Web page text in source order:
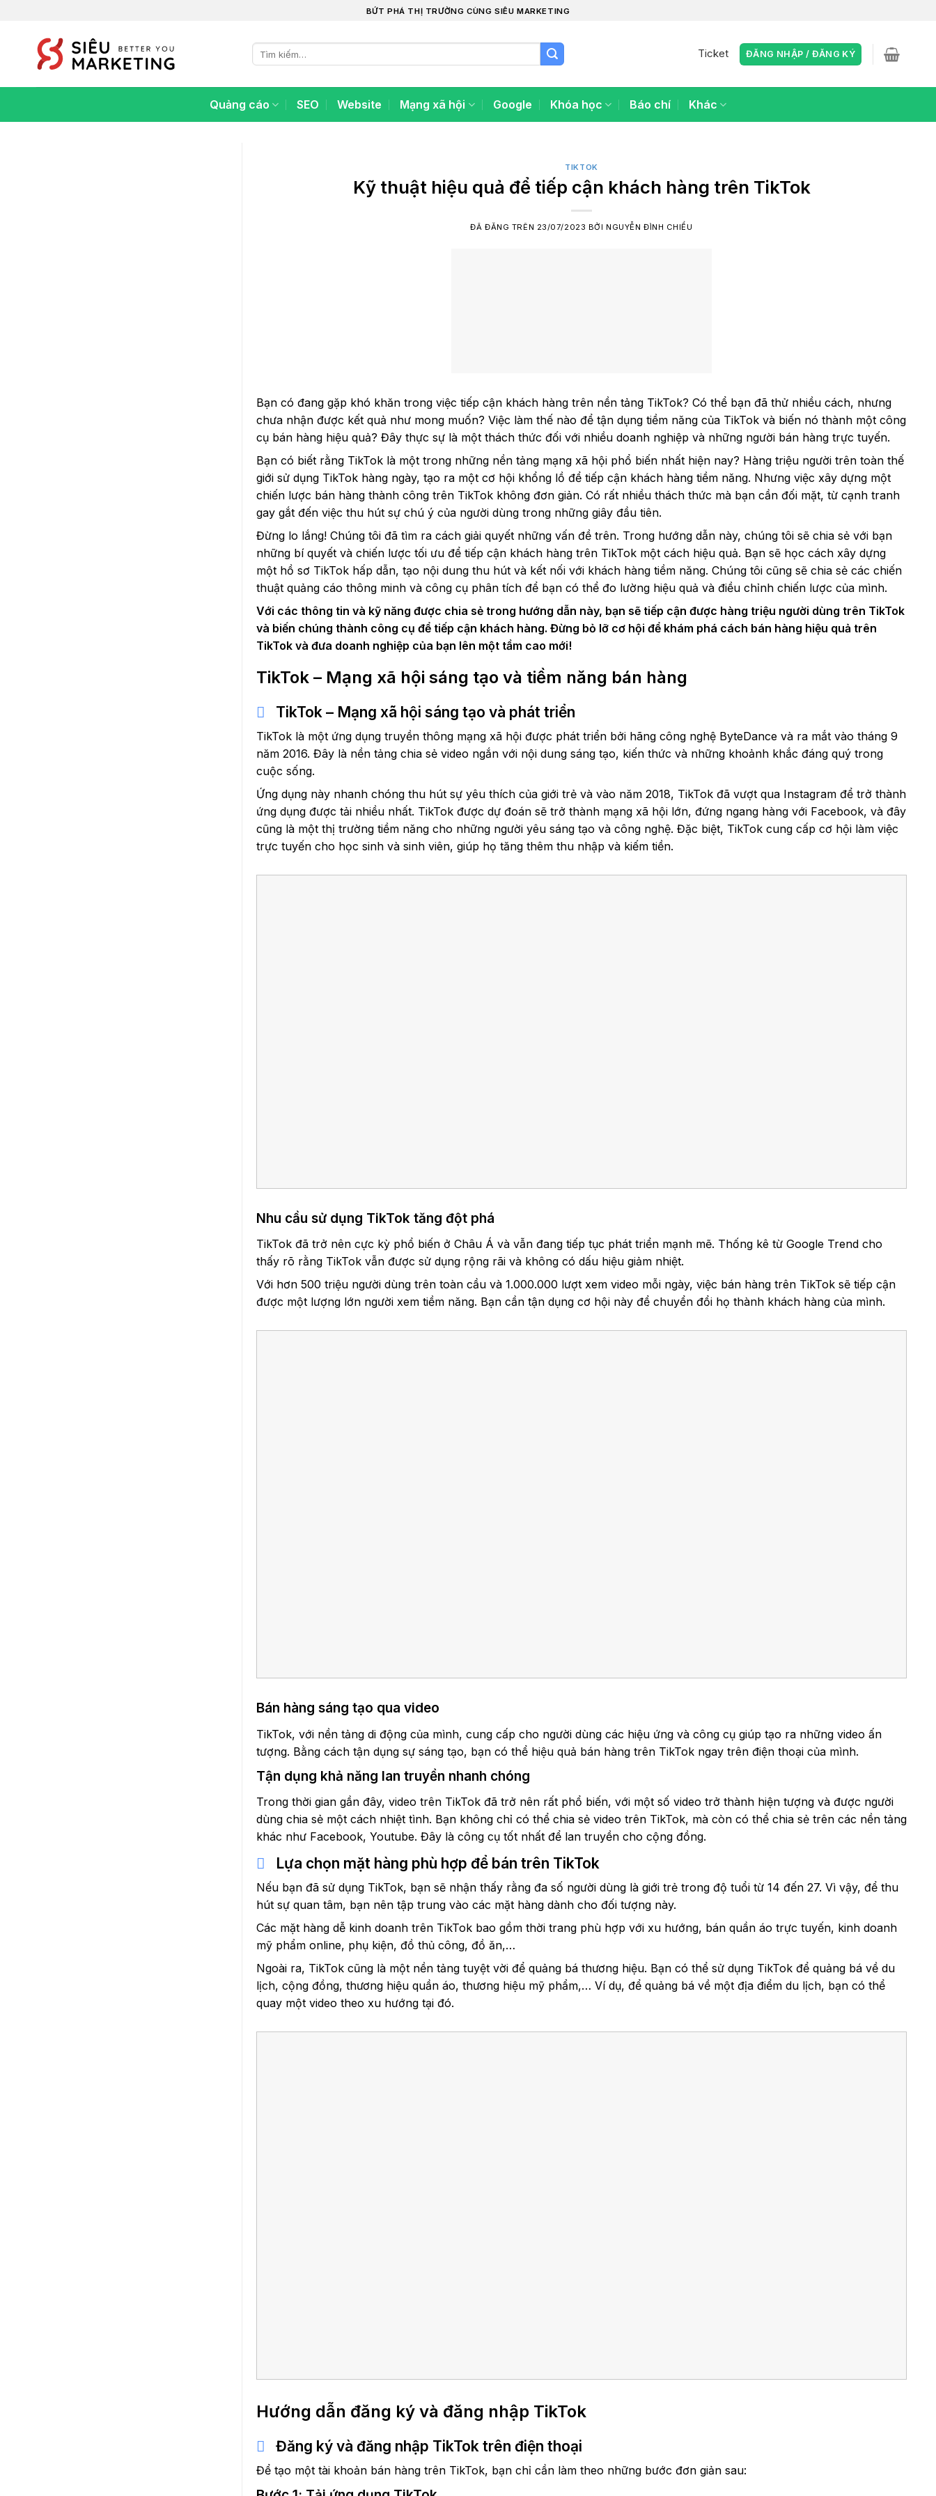
BỨT PHÁ THỊ TRƯỜNG CÙNG SIÊU MARKETING
Tìm
kiếm:
Ticket ĐĂNG NHẬP / ĐĂNG KÝ
Quảng cáo SEO Website Mạng xã hội Google Khóa học Báo chí Khác
TIKTOK
Kỹ thuật hiệu quả để tiếp cận khách hàng trên TikTok
ĐÃ ĐĂNG TRÊN 23/07/2023 BỞI NGUYỄN ĐÌNH CHIỂU
Bạn có đang gặp khó khăn trong việc tiếp cận khách hàng trên nền tảng TikTok? Có thể bạn đã thử nhiều cách, nhưng
chưa nhận được kết quả như mong muốn? Việc làm thế nào để tận dụng tiềm năng của TikTok và biến nó thành một công
cụ bán hàng hiệu quả? Đây thực sự là một thách thức đối với nhiều doanh nghiệp và những người bán hàng trực tuyến.
Bạn có biết rằng TikTok là một trong những nền tảng mạng xã hội phổ biến nhất hiện nay? Hàng triệu người trên toàn thế
giới sử dụng TikTok hàng ngày, tạo ra một cơ hội khổng lồ để tiếp cận khách hàng tiềm năng. Nhưng việc xây dựng một
chiến lược bán hàng thành công trên TikTok không đơn giản. Có rất nhiều thách thức mà bạn cần đối mặt, từ cạnh tranh
gay gắt đến việc thu hút sự chú ý của người dùng trong những giây đầu tiên.
Đừng lo lắng! Chúng tôi đã tìm ra cách giải quyết những vấn đề trên. Trong hướng dẫn này, chúng tôi sẽ chia sẻ với bạn
những bí quyết và chiến lược tối ưu để tiếp cận khách hàng trên TikTok một cách hiệu quả. Bạn sẽ học cách xây dựng
một hồ sơ TikTok hấp dẫn, tạo nội dung thu hút và kết nối với khách hàng tiềm năng. Chúng tôi cũng sẽ chia sẻ các chiến
thuật quảng cáo thông minh và công cụ phân tích để bạn có thể đo lường hiệu quả và điều chỉnh chiến lược của mình.
Với các thông tin và kỹ năng được chia sẻ trong hướng dẫn này, bạn sẽ tiếp cận được hàng triệu người dùng trên TikTok
và biến chúng thành công cụ để tiếp cận khách hàng. Đừng bỏ lỡ cơ hội để khám phá cách bán hàng hiệu quả trên
TikTok và đưa doanh nghiệp của bạn lên một tầm cao mới!
TikTok – Mạng xã hội sáng tạo và tiềm năng bán hàng
TikTok – Mạng xã hội sáng tạo và phát triển
TikTok là một ứng dụng truyền thông mạng xã hội được phát triển bởi hãng công nghệ ByteDance và ra mắt vào tháng 9
năm 2016. Đây là nền tảng chia sẻ video ngắn với nội dung sáng tạo, kiến thức và những khoảnh khắc đáng quý trong
cuộc sống.
Ứng dụng này nhanh chóng thu hút sự yêu thích của giới trẻ và vào năm 2018, TikTok đã vượt qua Instagram để trở thành
ứng dụng được tải nhiều nhất. TikTok được dự đoán sẽ trở thành mạng xã hội lớn, đứng ngang hàng với Facebook, và đây
cũng là một thị trường tiềm năng cho những người yêu sáng tạo và công nghệ. Đặc biệt, TikTok cung cấp cơ hội làm việc
trực tuyến cho học sinh và sinh viên, giúp họ tăng thêm thu nhập và kiếm tiền.
Nhu cầu sử dụng TikTok tăng đột phá
TikTok đã trở nên cực kỳ phổ biến ở Châu Á và vẫn đang tiếp tục phát triển mạnh mẽ. Thống kê từ Google Trend cho
thấy rõ rằng TikTok vẫn được sử dụng rộng rãi và không có dấu hiệu giảm nhiệt.
Với hơn 500 triệu người dùng trên toàn cầu và 1.000.000 lượt xem video mỗi ngày, việc bán hàng trên TikTok sẽ tiếp cận
được một lượng lớn người xem tiềm năng. Bạn cần tận dụng cơ hội này để chuyển đổi họ thành khách hàng của mình.
Bán hàng sáng tạo qua video
TikTok, với nền tảng di động của mình, cung cấp cho người dùng các hiệu ứng và công cụ giúp tạo ra những video ấn
tượng. Bằng cách tận dụng sự sáng tạo, bạn có thể hiệu quả bán hàng trên TikTok ngay trên điện thoại của mình.
Tận dụng khả năng lan truyền nhanh chóng
Trong thời gian gần đây, video trên TikTok đã trở nên rất phổ biến, với một số video trở thành hiện tượng và được người
dùng chia sẻ một cách nhiệt tình. Bạn không chỉ có thể chia sẻ video trên TikTok, mà còn có thể chia sẻ trên các nền tảng
khác như Facebook, Youtube. Đây là công cụ tốt nhất để lan truyền cho cộng đồng.
Lựa chọn mặt hàng phù hợp để bán trên TikTok
Nếu bạn đã sử dụng TikTok, bạn sẽ nhận thấy rằng đa số người dùng là giới trẻ trong độ tuổi từ 14 đến 27. Vì vậy, để thu
hút sự quan tâm, bạn nên tập trung vào các mặt hàng dành cho đối tượng này.
Các mặt hàng dễ kinh doanh trên TikTok bao gồm thời trang phù hợp với xu hướng, bán quần áo trực tuyến, kinh doanh
mỹ phẩm online, phụ kiện, đồ thủ công, đồ ăn,…
Ngoài ra, TikTok cũng là một nền tảng tuyệt vời để quảng bá thương hiệu. Bạn có thể sử dụng TikTok để quảng bá về du
lịch, cộng đồng, thương hiệu quần áo, thương hiệu mỹ phẩm,… Ví dụ, để quảng bá về một địa điểm du lịch, bạn có thể
quay một video theo xu hướng tại đó.
Hướng dẫn đăng ký và đăng nhập TikTok
Đăng ký và đăng nhập TikTok trên điện thoại
Để tạo một tài khoản bán hàng trên TikTok, bạn chỉ cần làm theo những bước đơn giản sau: